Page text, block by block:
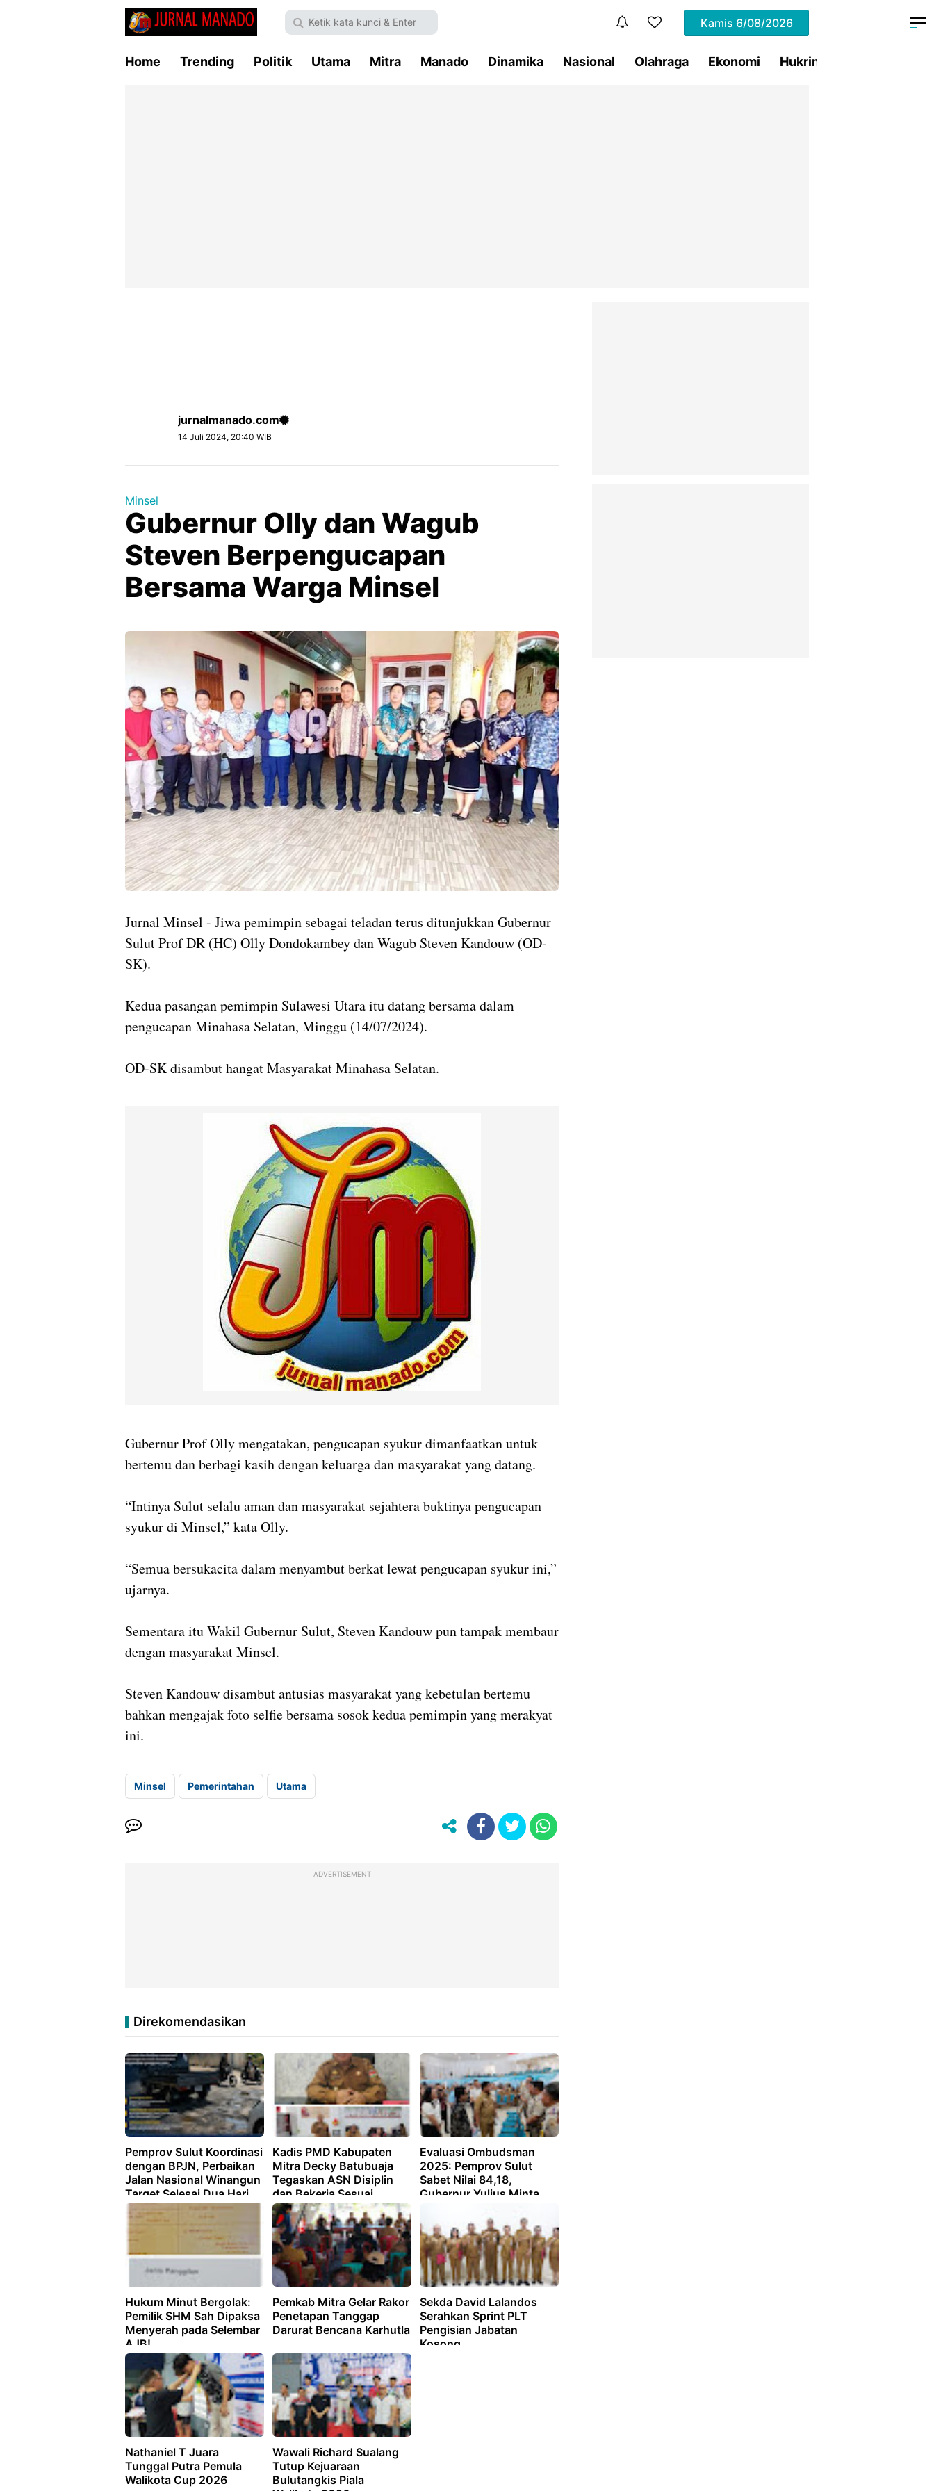
Kamis 6/08/2026
Home Trending Politik Utama Mitra Manado Dinamika Nasional Olahraga Ekonomi Hukrim
jurnalmanado.com
14 Juli 2024, 20:40 WIB
Minsel
Gubernur Olly dan Wagub
Steven Berpengucapan
Bersama Warga Minsel
Jurnal Minsel - Jiwa pemimpin sebagai teladan terus ditunjukkan Gubernur
Sulut Prof DR (HC) Olly Dondokambey dan Wagub Steven Kandouw (OD-
SK).
Kedua pasangan pemimpin Sulawesi Utara itu datang bersama dalam
pengucapan Minahasa Selatan, Minggu (14/07/2024).
OD-SK disambut hangat Masyarakat Minahasa Selatan.
Gubernur Prof Olly mengatakan, pengucapan syukur dimanfaatkan untuk
bertemu dan berbagi kasih dengan keluarga dan masyarakat yang datang.
“Intinya Sulut selalu aman dan masyarakat sejahtera buktinya pengucapan
syukur di Minsel,” kata Olly.
“Semua bersukacita dalam menyambut berkat lewat pengucapan syukur ini,”
ujarnya.
Sementara itu Wakil Gubernur Sulut, Steven Kandouw pun tampak membaur
dengan masyarakat Minsel.
Steven Kandouw disambut antusias masyarakat yang kebetulan bertemu
bahkan mengajak foto selfie bersama sosok kedua pemimpin yang merakyat
ini.
Minsel Pemerintahan Utama
ADVERTISEMENT
Direkomendasikan
Pemprov Sulut Koordinasi
dengan BPJN, Perbaikan
Jalan Nasional Winangun
Target Selesai Dua Hari
Kadis PMD Kabupaten
Mitra Decky Batubuaja
Tegaskan ASN Disiplin
dan Bekerja Sesuai
Tupoksi
Evaluasi Ombudsman
2025: Pemprov Sulut
Sabet Nilai 84,18,
Gubernur Yulius Minta
Hukum Minut Bergolak:
Pemilik SHM Sah Dipaksa
Menyerah pada Selembar
AJB!
Pemkab Mitra Gelar Rakor
Penetapan Tanggap
Darurat Bencana Karhutla
Sekda David Lalandos
Serahkan Sprint PLT
Pengisian Jabatan
Kosong
Nathaniel T Juara
Tunggal Putra Pemula
Walikota Cup 2026
Wawali Richard Sualang
Tutup Kejuaraan
Bulutangkis Piala